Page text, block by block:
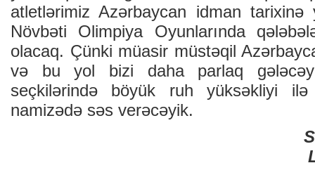
atletlərimiz Azərbaycan idman tarixinə
Növbəti Olimpiya Oyunlarında
olacaq. Çünki müasir müstəqil
və bu yol bizi daha parlaq
seçkilərində böyük ruh yüksəkliyi
namizədə səs verəcəyik.